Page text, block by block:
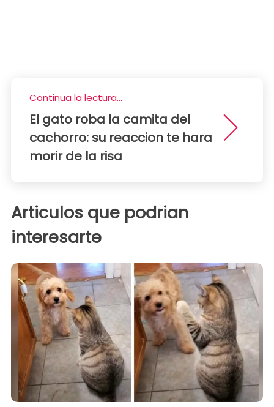
Continua la lectura...
El gato roba la camita del
cachorro: su reaccion te hara
morir de la risa
Articulos que podrian
interesarte